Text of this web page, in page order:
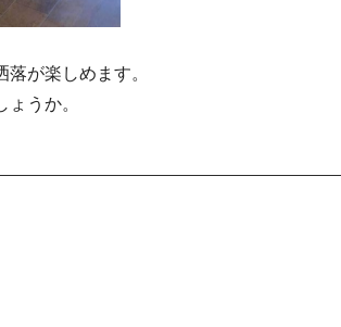
が楽しめます。
うか。